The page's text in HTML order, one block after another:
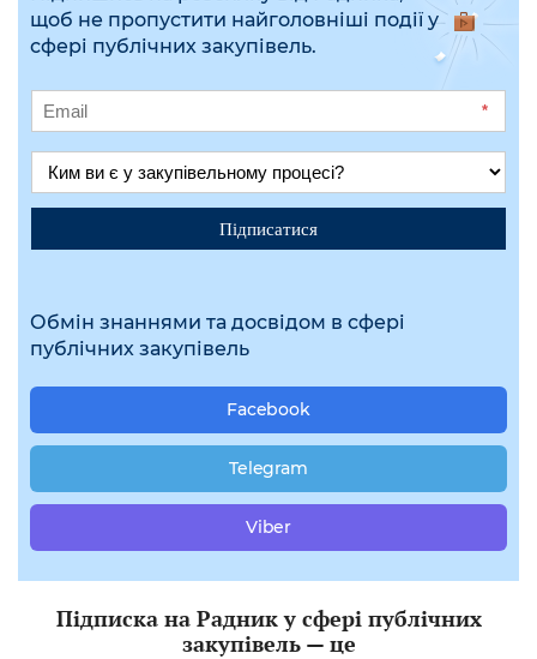
щоб не пропустити найголовніші події у
сфері публічних закупівель.
*
Підписатися
Обмін знаннями та досвідом в сфері
публічних закупівель
Facebook
Telegram
Viber
Підписка на Радник у сфері публічних
закупівель — це